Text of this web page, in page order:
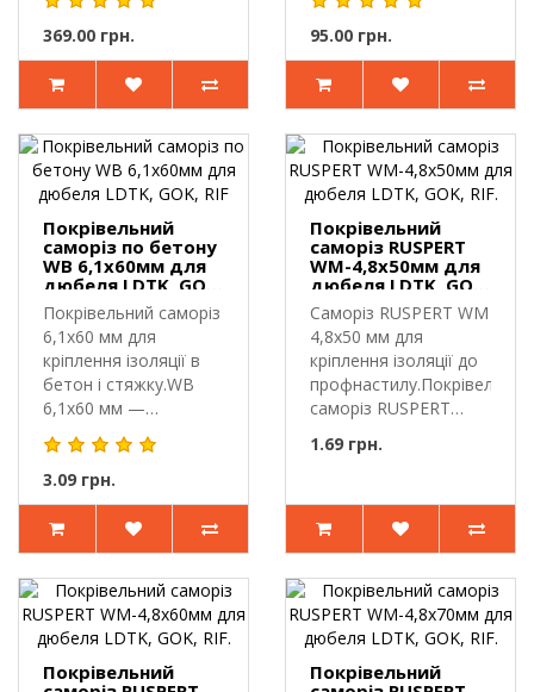
369.00 грн. 95.00 грн.
Покрівельний
саморіз по бетону
WB 6,1х60мм для
дюбеля LDTK, GOK,
RIF
Покрівельний саморіз
6,1х60 мм для
кріплення ізоляції в
бетон і стяжку.WB
6,1х60 мм —
покрівельний с..
3.09 грн.
Покрівельний
саморіз RUSPERT
WM-4,8х50мм для
дюбеля LDTK, GOK,
RIF.
Саморіз RUSPERT WM
4,8х50 мм для
кріплення ізоляції до
профнастилу.Покрівельний
саморіз RUSPERT
1.69 грн.
Покрівельний
Покрівельний